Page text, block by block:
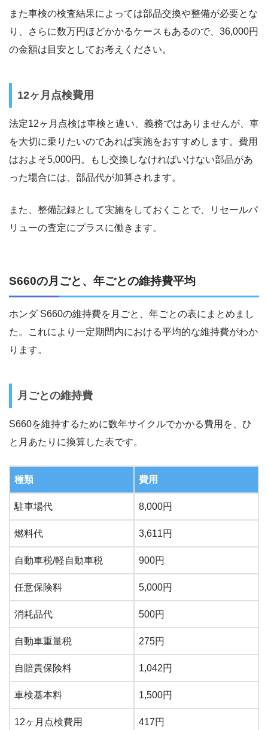
また車検の検査結果によっては部品交換や整備が必要とな
り、さらに数万円ほどかかるケースもあるので、36,000円
の金額は目安としてお考えください。
12ヶ月点検費用
法定12ヶ月点検は車検と違い、義務ではありませんが、車
を大切に乗りたいのであれば実施をおすすめします。費用
はおよそ5,000円。もし交換しなければいけない部品があ
った場合には、部品代が加算されます。
また、整備記録として実施をしておくことで、リセールバ
リューの査定にプラスに働きます。
S660の月ごと、年ごとの維持費平均
ホンダ S660の維持費を月ごと、年ごとの表にまとめまし
た。これにより一定期間内における平均的な維持費がわか
ります。
月ごとの維持費
S660を維持するために数年サイクルでかかる費用を、ひ
と月あたりに換算した表です。
種類 費用
駐車場代 8,000円
燃料代 3,611円
自動車税/軽自動車税 900円
任意保険料 5,000円
消耗品代 500円
自動車重量税 275円
自賠責保険料 1,042円
車検基本料 1,500円
12ヶ月点検費用 417円